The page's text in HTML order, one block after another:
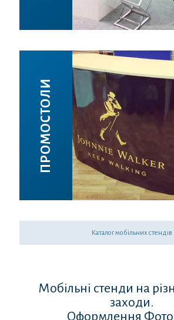
ПРОМОСТОЛИ
Каталог мобільних стендів
Мобільні стенди на
заходи.
Оформлення